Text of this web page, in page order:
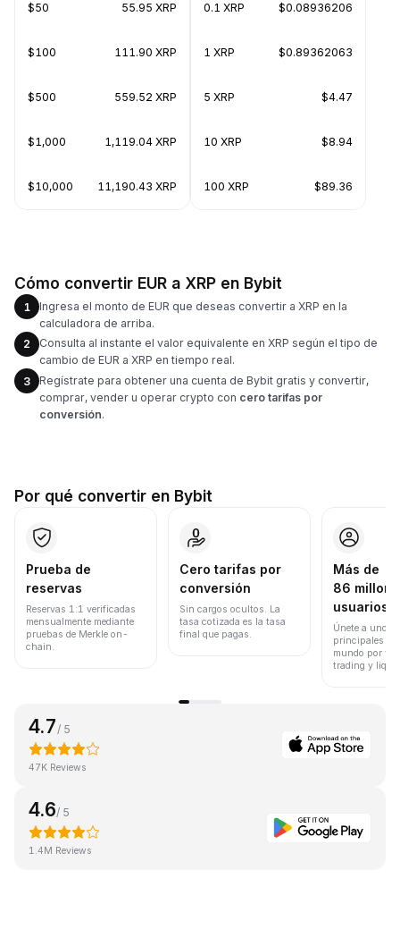
$50 55.95 XRP
$100 111.90 XRP
$500 559.52 XRP
$1,000 1,119.04 XRP
$10,000 11,190.43 XRP
0.1 XRP $0.08936206
1 XRP $0.89362063
5 XRP $4.47
10 XRP $8.94
100 XRP $89.36
Cómo convertir EUR a XRP en Bybit
1
Ingresa el monto de EUR que deseas convertir a XRP en la
calculadora de arriba.
2
Consulta al instante el valor equivalente en XRP según el tipo de
cambio de EUR a XRP en tiempo real.
3
Regístrate para obtener una cuenta de Bybit gratis y convertir,
comprar, vender u operar crypto con cero tarifas por
conversión.
Por qué convertir en Bybit
Prueba de
reservas
Reservas 1:1 verificadas
mensualmente mediante
pruebas de Merkle on-
chain.
Cero tarifas por
conversión
Sin cargos ocultos. La
tasa cotizada es la tasa
final que pagas.
Más de
86
usuarios
Únete a uno
principales
mundo por
trading y
4.7 / 5
47K Reviews
4.6/ 5
1.4M Reviews